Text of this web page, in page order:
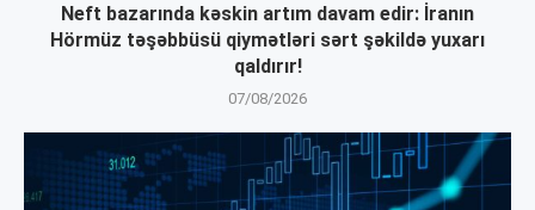
Neft bazarında kəskin artım davam edir: İranın
Hörmüz təşəbbüsü qiymətləri sərt şəkildə yuxarı
qaldırır!
07/08/2026